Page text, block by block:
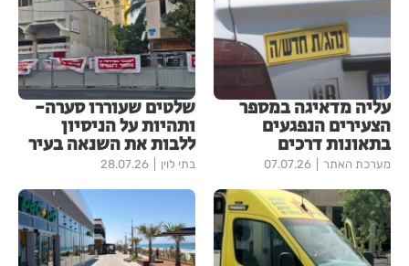
עליה מדאיגה במספר
הצעירים הנפגעים
בתאונות דרכים
מערכת האתר 07.07.26
שלטים שעוררו סערה-
ותהיות על הניסיון
ללבות את השנאה בעיר
בתי לוין 28.07.26